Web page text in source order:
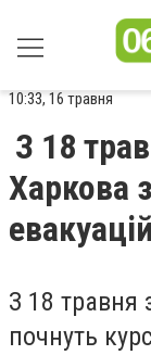
10:33, 16 травня
З 18
Харкова
З 18 травня
почнуть